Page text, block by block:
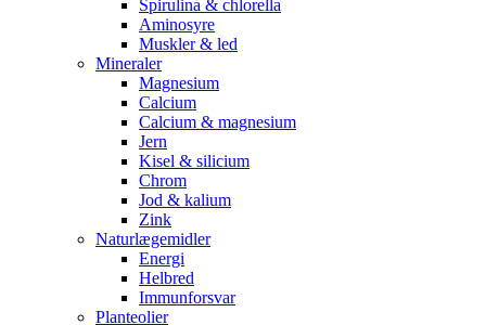
Spirulina & chlorella
Aminosyre
Muskler & led
Mineraler
Magnesium
Calcium
Calcium & magnesium
Jern
Kisel & silicium
Chrom
Jod & kalium
Zink
Naturlægemidler
Energi
Helbred
Immunforsvar
Planteolier